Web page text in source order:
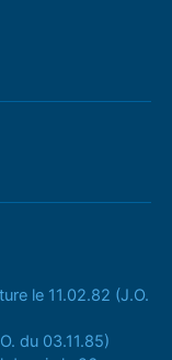
le 11.02.82 (J.O.
du 03.11.85)